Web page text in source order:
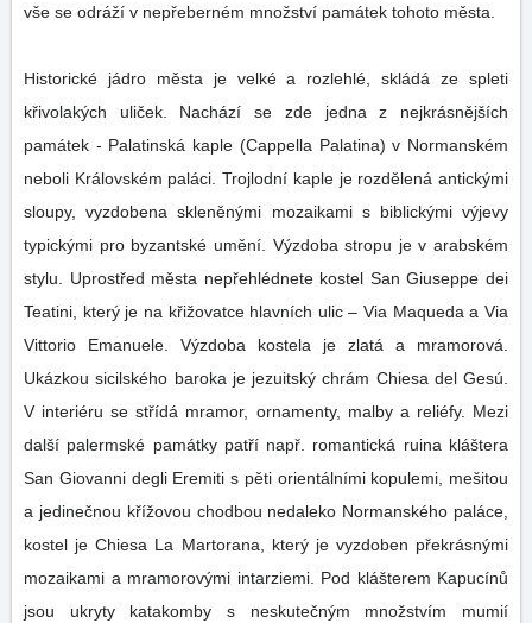
vše se odráží v nepřeberném množství památek tohoto města.
Historické jádro města je velké a rozlehlé, skládá ze spleti
křivolakých uliček. Nachází se zde jedna z nejkrásnějších
památek - Palatinská kaple (Cappella Palatina) v Normanském
neboli Královském paláci. Trojlodní kaple je rozdělená antickými
sloupy, vyzdobena skleněnými mozaikami s biblickými výjevy
typickými pro byzantské umění. Výzdoba stropu je v arabském
stylu. Uprostřed města nepřehlédnete kostel San Giuseppe dei
Teatini, který je na křižovatce hlavních ulic – Via Maqueda a Via
Vittorio Emanuele. Výzdoba kostela je zlatá a mramorová.
Ukázkou sicilského baroka je jezuitský chrám Chiesa del Gesú.
V interiéru se střídá mramor, ornamenty, malby a reliéfy. Mezi
další palermské památky patří např. romantická ruina kláštera
San Giovanni degli Eremiti s pěti orientálními kopulemi, mešitou
a jedinečnou křížovou chodbou nedaleko Normanského paláce,
kostel je Chiesa La Martorana, který je vyzdoben překrásnými
mozaikami a mramorovými intarziemi. Pod klášterem Kapucínů
jsou ukryty katakomby s neskutečným množstvím mumií